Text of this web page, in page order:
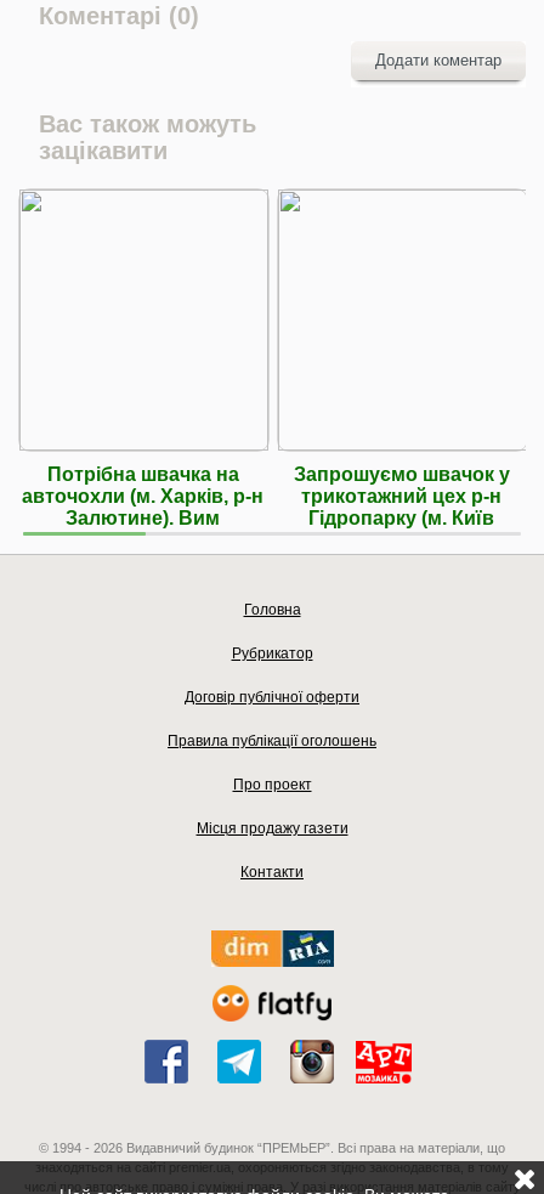
Коментарі (0)
Додати коментар
Вас також можуть
зацікавити
Потрібна швачка на
авточохли (м. Харків, р-н
Залютине). Вим
Запрошуємо швачок у
трикотажний цех р-н
Гідропарку (м. Київ
Головна
Рубрикатор
Договір публічної оферти
Правила публікації оголошень
Про проект
Місця продажу газети
Контакти
© 1994 - 2026 Видавничий будинок “ПРЕМЬЕР”. Всі права на матеріали, що
знаходяться на сайті premier.ua, охороняються згідно законодавства, в тому
числі про авторське право і суміжні права. У разі використання матеріалів сайту